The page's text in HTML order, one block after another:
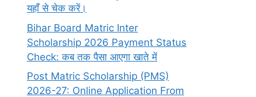
यहाँ से चेक करें।
Bihar Board Matric Inter
Scholarship 2026 Payment Status
Check: कब तक पैसा आएगा खाते में
Post Matric Scholarship (PMS)
2026-27: Online Application From